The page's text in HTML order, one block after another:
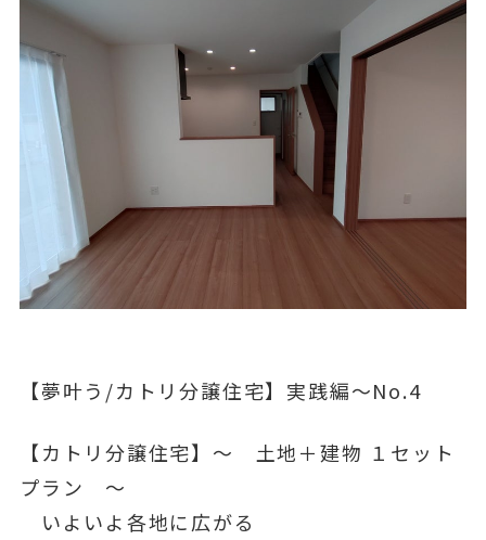
【夢叶う/カトリ分譲住宅】実践編～No.4
【カトリ分譲住宅】〜 土地＋建物 １セット
プラン 〜
いよいよ各地に広がる